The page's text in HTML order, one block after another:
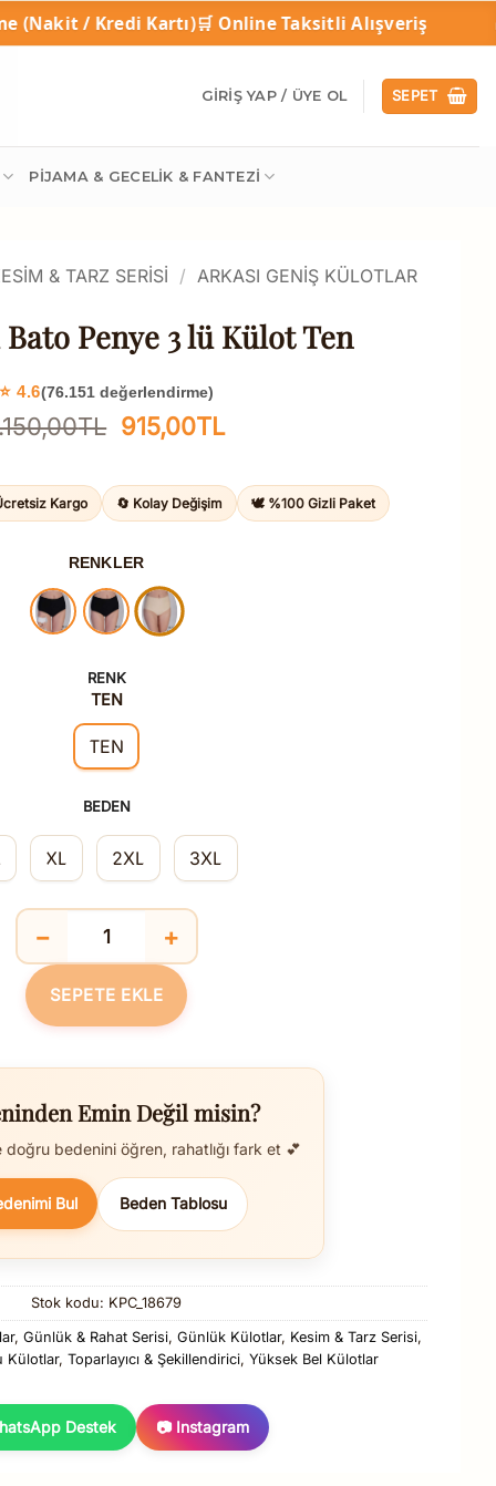
🛒 Online Taksitli Alışveriş 🎁 1 Alana 1
GIRIŞ YAP / ÜYE OL SEPET
PIJAMA & GECELIK & FANTEZI
& TARZ SERISI / ARKASI GENIŞ KÜLOTLAR
Penye 3 lü Külot Ten
⭐ 4.6(76.151 değerlendirme)
TL Orijinal
1.150,00TL.
915,00TLŞu
fiyat:
915,00TL.
Kargo 🔄 Kolay Değişim 🕊️ %100 Gizli Paket
RENKLER
RENK
TEN
TEN
BEDEN
XL 2XL 3XL
Yüksel Bel Bato Penye 3 lü Külot Ten adet
− +
SEPETE EKLE
Emin Değil misin?
bedenini öğren, rahatlığı fark et 💕
Bul Beden Tablosu
Stok kodu: KPC_18679
, Günlük & Rahat Serisi, Günlük Külotlar, Kesim & Tarz Serisi,
Külotlar, Toparlayıcı & Şekillendirici, Yüksek Bel Külotlar
Destek 📷 Instagram